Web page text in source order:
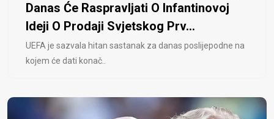
Danas Će Raspravljati O Infantinovoj
Ideji O Prodaji Svjetskog Prv...
UEFA je sazvala hitan sastanak za danas poslijepodne na
kojem će dati konač..